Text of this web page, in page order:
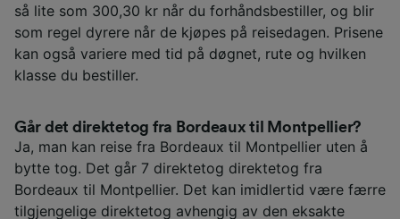
så lite som 300,30 kr når du forhåndsbestiller, og blir
som regel dyrere når de kjøpes på reisedagen. Prisene
kan også variere med tid på døgnet, rute og hvilken
klasse du bestiller.
Går det direktetog fra Bordeaux til Montpellier?
Ja, man kan reise fra Bordeaux til Montpellier uten å
bytte tog. Det går 7 direktetog direktetog fra
Bordeaux til Montpellier. Det kan imidlertid være færre
tilgjengelige direktetog avhengig av den eksakte